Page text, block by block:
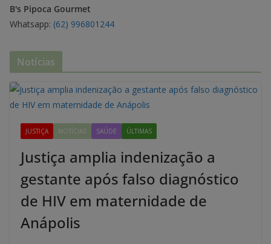
B's Pipoca Gourmet
Whatsapp: (62) 996801244
Notícias
JUSTIÇA NOTÍCIAS SAÚDE ÚLTIMAS
Justiça amplia indenização a
gestante após falso diagnóstico
de HIV em maternidade de
Anápolis